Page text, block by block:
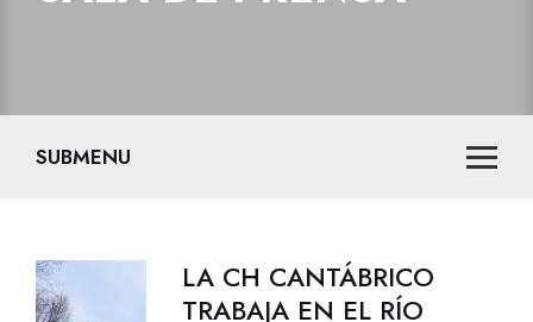
SUBMENU
LA CH CANTÁBRICO
TRABAJA EN EL RÍO